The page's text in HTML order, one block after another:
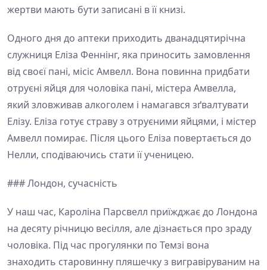
жертви мають бути записані в її книзі.
Одного дня до аптеки приходить дванадцятирічна
служниця Еліза Феннінг, яка приносить замовлення
від своєї пані, місіс Амвелл. Вона повинна придбати
отруєні яйця для чоловіка пані, містера Амвелла,
який зловживав алкоголем і намагався зґвалтувати
Елізу. Еліза готує страву з отруєними яйцями, і містер
Амвелл помирає. Після цього Еліза повертається до
Нелли, сподіваючись стати її ученицею.
### Лондон, сучасність
У наш час, Кароліна Парсвелл приїжджає до Лондона
на десяту річницю весілля, але дізнається про зраду
чоловіка. Під час прогулянки по Темзі вона
знаходить старовинну пляшечку з вигравіруваним на